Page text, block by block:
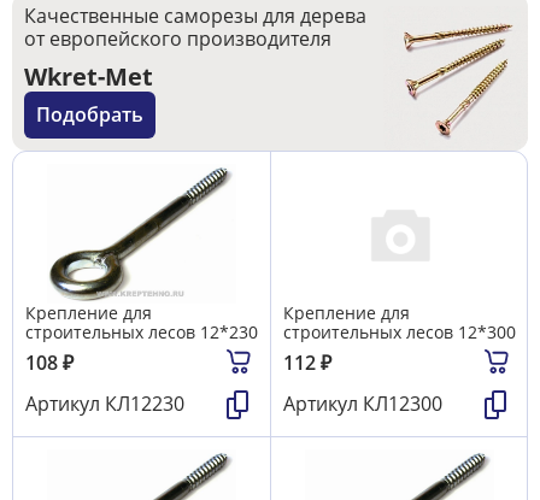
Качественные саморезы для дерева
от европейского производителя
Wkret-Met
Подобрать
Крепление для
строительных лесов 12*230
108₽
Артикул КЛ12230
Крепление для
строительных лесов 12*300
112₽
Артикул КЛ12300